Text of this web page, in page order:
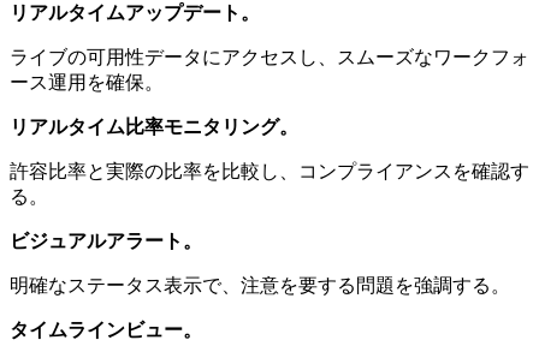
リアルタイムアップデート。
ライブの可用性データにアクセスし、スムーズなワークフォ
ース運用を確保。
リアルタイム比率モニタリング。
許容比率と実際の比率を比較し、コンプライアンスを確認す
る。
ビジュアルアラート。
明確なステータス表示で、注意を要する問題を強調する。
タイムラインビュー。